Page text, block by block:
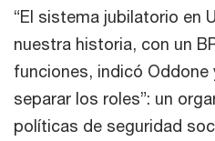
“El sistema jubilatorio en
nuestra historia, con un
funciones, indicó Oddone
separar los roles”: un
políticas de seguridad